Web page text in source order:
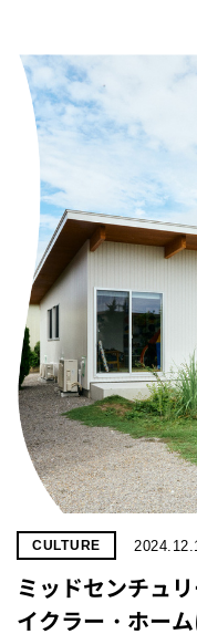
CULTURE
ミッドセンチュ
イクラー・ホーム